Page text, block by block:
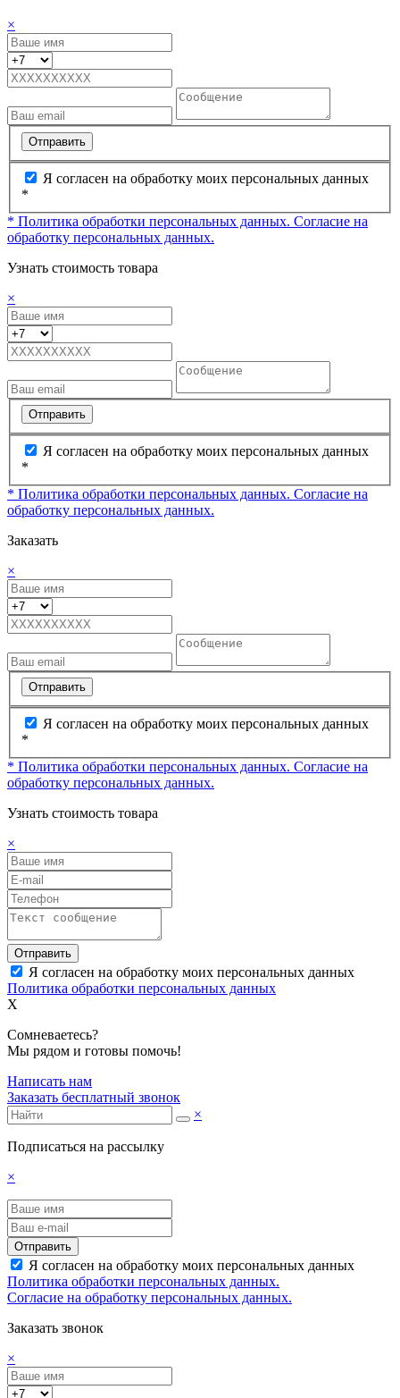
×
Отправить
Я согласен на обработку моих персональных данных
*
* Политика обработки персональных данных. Согласие на
обработку персональных данных.
Узнать стоимость товара
×
Отправить
Я согласен на обработку моих персональных данных
*
* Политика обработки персональных данных. Согласие на
обработку персональных данных.
Заказать
×
Отправить
Я согласен на обработку моих персональных данных
*
* Политика обработки персональных данных. Согласие на
обработку персональных данных.
Узнать стоимость товара
×
Отправить
Я согласен на обработку моих персональных данных
Политика обработки персональных данных
X
Сомневаетесь?
Мы рядом и готовы помочь!
Написать нам
Заказать бесплатный звонок
×
Подписаться на рассылку
×
Отправить
Я согласен на обработку моих персональных данных
Политика обработки персональных данных.
Согласие на обработку персональных данных.
Заказать звонок
×